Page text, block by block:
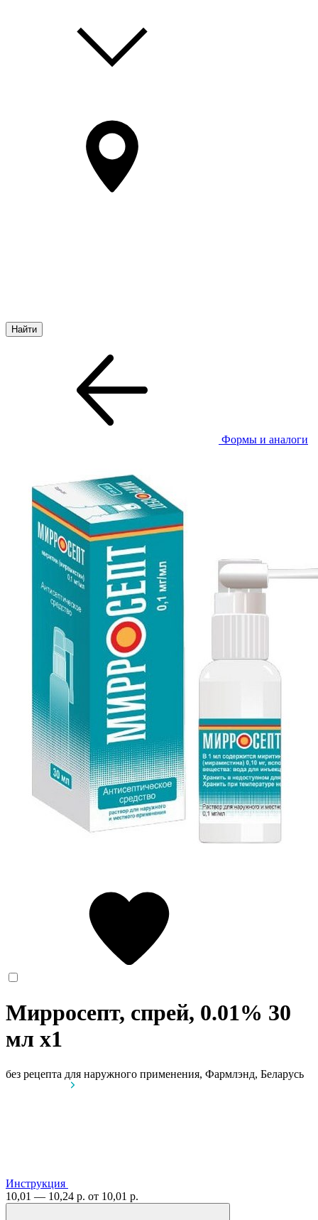
Формы и аналоги
Мирросепт, спрей, 0.01% 30
мл x1
без рецепта для наружного применения, Фармлэнд, Беларусь
Инструкция
10,01 — 10,24 р. от 10,01 р.